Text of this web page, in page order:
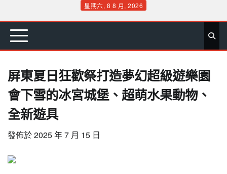
content
星期六, 8 8 月, 2026
首 要 娛 生 社 文 公 運 旅 政 地 專
屏東夏日狂歡祭打造夢幻超級遊樂園
會下雪的冰宮城堡、超萌水果動物、
全新遊具
發佈於2025 年 7 月 15 日